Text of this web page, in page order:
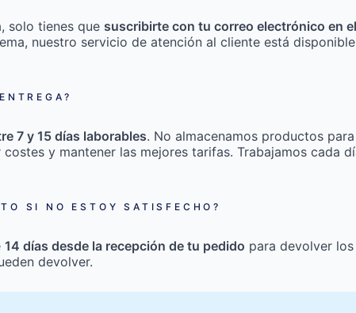
solo tienes que suscribirte con tu correo electrónico en
nuestro servicio de atención al cliente está
7 y 15 días laborables. No almacenamos productos
y mantener las mejores tarifas. Trabajamos cada
SI NO ESTOY SATISFECHO?
14 días desde la recepción de tu pedido para devolver
devolver.